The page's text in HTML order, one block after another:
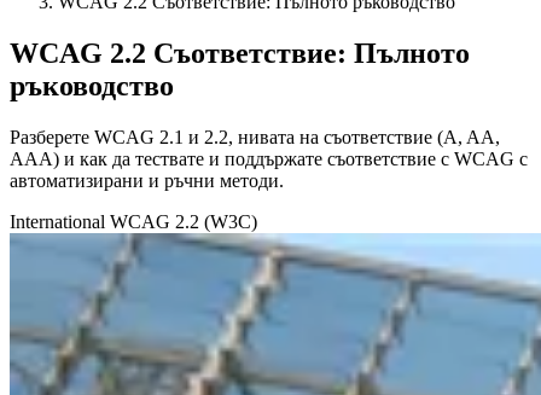
WCAG 2.2 Съответствие: Пълното
ръководство
Разберете WCAG 2.1 и 2.2, нивата на съответствие (A, AA,
AAA) и как да тествате и поддържате съответствие с WCAG с
автоматизирани и ръчни методи.
International WCAG 2.2 (W3C)